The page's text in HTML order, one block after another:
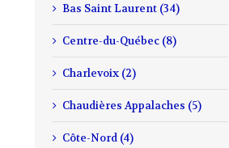
Bas Saint Laurent (34)
Centre-du-Québec (8)
Charlevoix (2)
Chaudières Appalaches (5)
Côte-Nord (4)